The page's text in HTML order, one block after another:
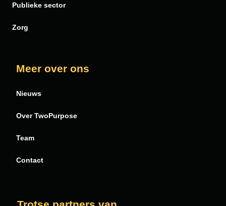
Publieke sector
Zorg
Meer over ons
Nieuws
Over TwoPurpose
Team
Contact